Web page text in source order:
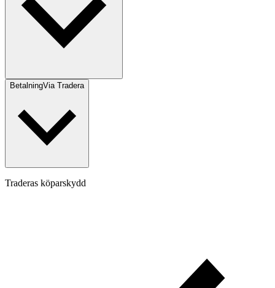
BetalningVia Tradera
Traderas köparskydd